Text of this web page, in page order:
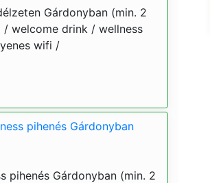
Gárdonyban (min. 2
welcome drink / wellness
wifi /
pihenés Gárdonyban
pihenés Gárdonyban (min. 2